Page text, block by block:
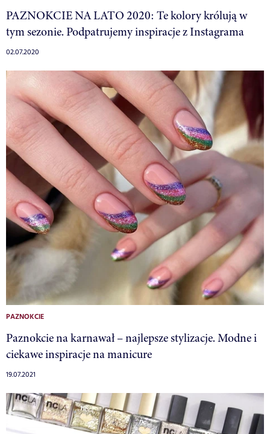
PAZNOKCIE NA LATO 2020: Te kolory królują w
tym sezonie. Podpatrujemy inspiracje z Instagrama
02.07.2020
PAZNOKCIE
Paznokcie na karnawał – najlepsze stylizacje. Modne i
ciekawe inspiracje na manicure
19.07.2021